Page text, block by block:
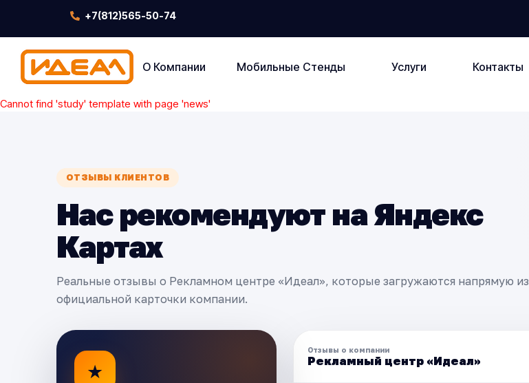
+7(812)565-50-74
О Компании Мобильные Стенды Услуги Контакты
Cannot find 'study' template with page 'news'
ОТЗЫВЫ КЛИЕНТОВ
Нас рекомендуют на Яндекс
Картах
Реальные отзывы о Рекламном центре «Идеал», которые загружаются напрямую из
официальной карточки компании.
★
Отзывы о компании
Рекламный центр «Идеал»